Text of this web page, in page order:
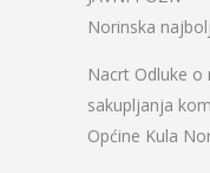
Norinska
Nacrt Odluke o
sakupljanja
Općine Kula